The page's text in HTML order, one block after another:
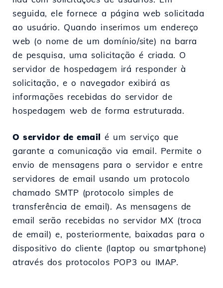
seguida, ele fornece a página web solicitada
ao usuário. Quando inserimos um endereço
web (o nome de um domínio/site) na barra
de pesquisa, uma solicitação é criada. O
servidor de hospedagem irá responder à
solicitação, e o navegador exibirá as
informações recebidas do servidor de
hospedagem web de forma estruturada.
O servidor de email é um serviço que
garante a comunicação via email. Permite o
envio de mensagens para o servidor e entre
servidores de email usando um protocolo
chamado SMTP (protocolo simples de
transferência de email). As mensagens de
email serão recebidas no servidor MX (troca
de email) e, posteriormente, baixadas para o
dispositivo do cliente (laptop ou smartphone)
através dos protocolos POP3 ou IMAP.